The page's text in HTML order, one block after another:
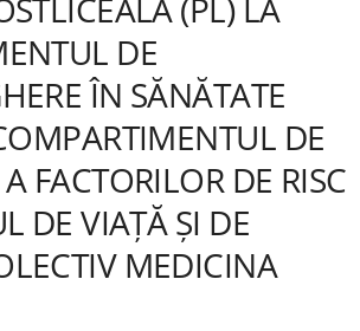
(PL) LA
DE
ÎN SĂNĂTATE
DE
FACTORILOR DE RISC
DE VIAȚĂ ȘI DE
MEDICINA